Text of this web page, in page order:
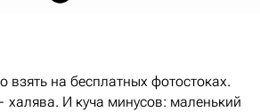
на бесплатных фотостоках.
И куча минусов: маленький